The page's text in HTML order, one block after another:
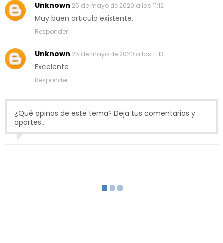
Unknown 25 de mayo de 2020 a las 11:12
Muy buen articulo existente.
Responder
Unknown 25 de mayo de 2020 a las 11:13
Excelente
Responder
¿Qué opinas de este tema? Deja tus comentarios y
aportes...